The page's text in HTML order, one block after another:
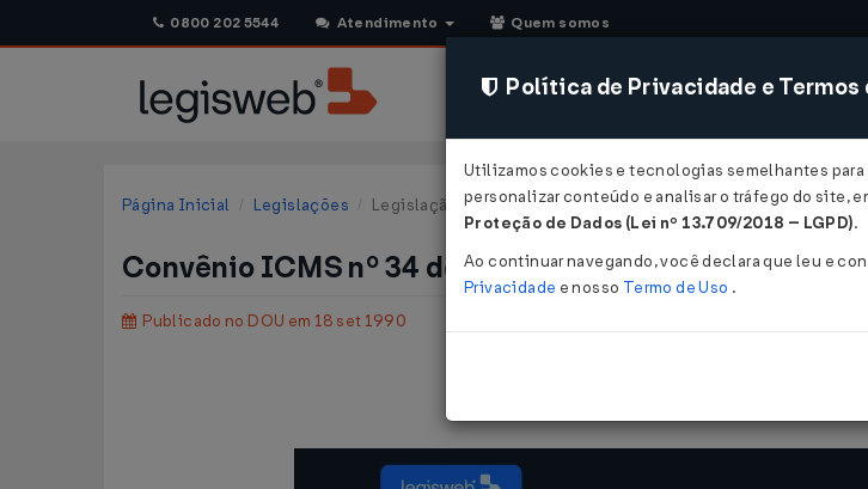
0800 202 5544 Atendimento Quem somos
CONSULTORIA SISTEMAS
Página Inicial Legislações Legislação Federal
Convênio ICMS nº 34 de 13/09/1990
Publicado no DOU em 18 set 1990
, de
Política de Privacidade e Termos
Utilizamos cookies e tecnologias semelhantes para
personalizar conteúdo e analisar o tráfego do site,
Proteção de Dados (Lei nº 13.709/2018 – LGPD).
Ao continuar navegando, você declara que leu e
Privacidade e nosso Termo de Uso .